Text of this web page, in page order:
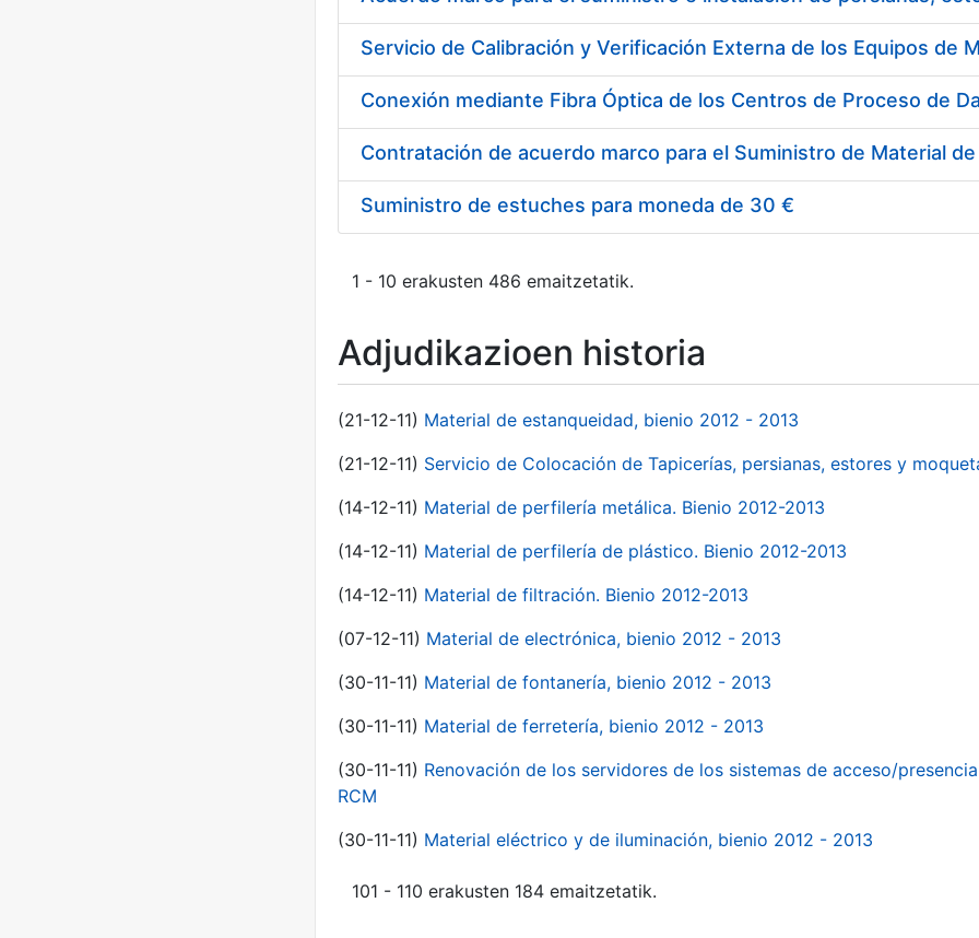
Suministro de estuches para moneda de 30 €
1 - 10 erakusten 486 emaitzetatik.
Adjudikazioen historia
(21-12-11) Material de estanqueidad, bienio 2012 - 2013
(21-12-11) Servicio de Colocación de Tapicerías, persianas, estores y
(14-12-11) Material de perfilería metálica. Bienio 2012-2013
(14-12-11) Material de perfilería de plástico. Bienio 2012-2013
(14-12-11) Material de filtración. Bienio 2012-2013
(07-12-11) Material de electrónica, bienio 2012 - 2013
(30-11-11) Material de fontanería, bienio 2012 - 2013
(30-11-11) Material de ferretería, bienio 2012 - 2013
(30-11-11) Renovación de los servidores de los sistemas de acceso/
RCM
(30-11-11) Material eléctrico y de iluminación, bienio 2012 - 2013
101 - 110 erakusten 184 emaitzetatik.